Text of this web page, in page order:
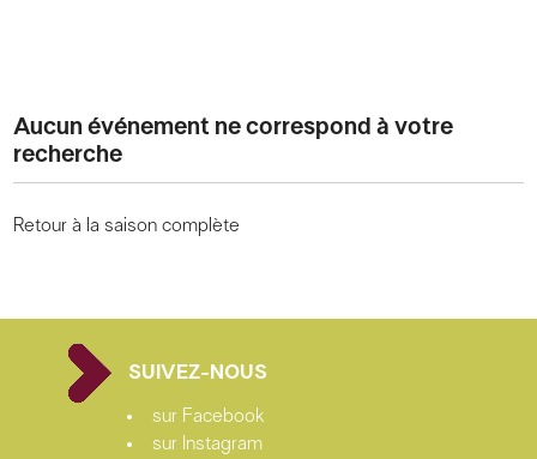
Aucun événement ne correspond à votre
recherche
Retour à la saison complète
SUIVEZ-NOUS
sur Facebook
sur Instagram